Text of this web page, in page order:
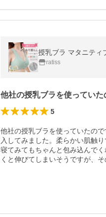
授乳ブラ マタニティ
ratiss
他社の授乳ブラを使ってい
5
他社の授乳ブラを使っていたの
入してみました。柔らかい肌触
寝てみてもちゃんと包み込んで
くと伸びてしまいそうですが、